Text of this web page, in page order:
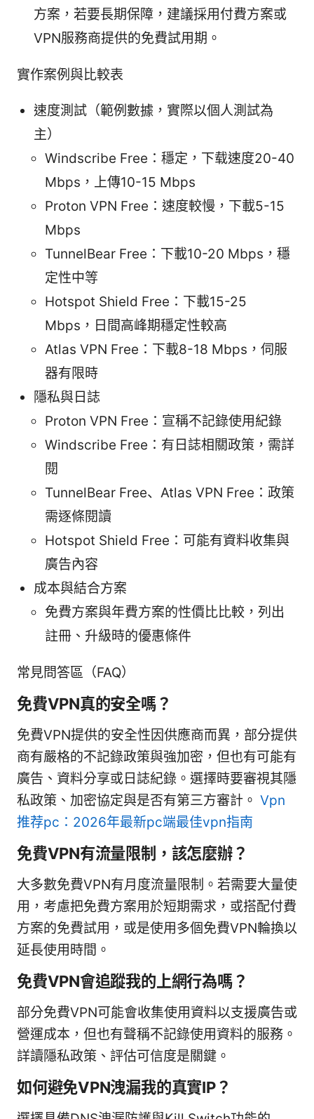
方案，若要長期保障，建議採用付費方案或
VPN服務商提供的免費試用期。
實作案例與比較表
速度測試（範例數據，實際以個人測試為
主）
Windscribe Free：穩定，下载速度20-40
Mbps，上傳10-15 Mbps
Proton VPN Free：速度較慢，下載5-15
Mbps
TunnelBear Free：下載10-20 Mbps，穩
定性中等
Hotspot Shield Free：下載15-25
Mbps，日間高峰期穩定性較高
Atlas VPN Free：下載8-18 Mbps，伺服
器有限時
隱私與日誌
Proton VPN Free：宣稱不記錄使用紀錄
Windscribe Free：有日誌相關政策，需詳
閱
TunnelBear Free、Atlas VPN Free：政策
需逐條閱讀
Hotspot Shield Free：可能有資料收集與
廣告內容
成本與結合方案
免費方案與年費方案的性價比比較，列出
註冊、升級時的優惠條件
常見問答區（FAQ）
免費VPN真的安全嗎？
免費VPN提供的安全性因供應商而異，部分提供
商有嚴格的不記錄政策與強加密，但也有可能有
廣告、資料分享或日誌紀錄。選擇時要審視其隱
私政策、加密協定與是否有第三方審計。 Vpn
推荐pc：2026年最新pc端最佳vpn指南
免費VPN有流量限制，該怎麼辦？
大多數免費VPN有月度流量限制。若需要大量使
用，考慮把免費方案用於短期需求，或搭配付費
方案的免費試用，或是使用多個免費VPN輪換以
延長使用時間。
免費VPN會追蹤我的上網行為嗎？
部分免費VPN可能會收集使用資料以支援廣告或
營運成本，但也有聲稱不記錄使用資料的服務。
詳讀隱私政策、評估可信度是關鍵。
如何避免VPN洩漏我的真實IP？